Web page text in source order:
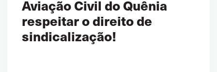
Aviação Civil do Quênia
respeitar o direito de
sindicalização!